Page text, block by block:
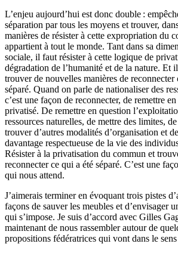
L’enjeu aujourd’hui est donc double :
séparation par tous les moyens et trouver,
manières de résister à cette expropriation du
appartient à tout le monde. Tant dans sa
sociale, il faut résister à cette logique de
dégradation de l’humanité et de la nature. Et
trouver de nouvelles manières de reconnecter
séparé. Quand on parle de nationaliser des
c’est une façon de reconnecter, de remettre
privatisé. De remettre en question
ressources naturelles, de mettre des limites,
trouver d’autres modalités d’organisation et
davantage respectueuse de la vie des
Résister à la privatisation du commun et
reconnecter ce qui a été séparé. C’est une
qui nous attend.
J’aimerais terminer en évoquant trois pistes
façons de sauver les meubles et d’envisager
qui s’impose. Je suis d’accord avec Gilles
maintenant de nous rassembler autour de
propositions fédératrices qui vont dans le